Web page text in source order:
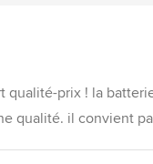
qualité-prix ! la
qualité. il convient